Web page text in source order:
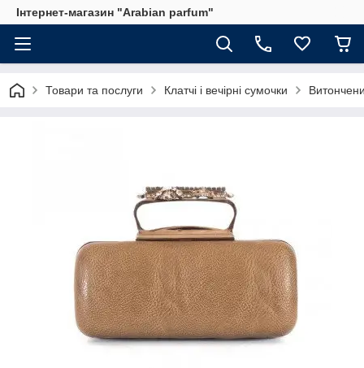
Інтернет-магазин "Arabian parfum"
Товари та послуги Клатчі і вечірні сумочки